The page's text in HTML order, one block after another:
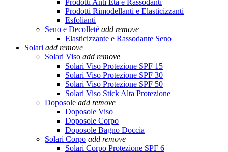
Prodotti Anti Età e Rassodanti
Prodotti Rimodellanti e Elasticizzanti
Esfolianti
Seno e Decolleté add remove
Elasticizzante e Rassodante Seno
Solari add remove
Solari Viso add remove
Solari Viso Protezione SPF 15
Solari Viso Protezione SPF 30
Solari Viso Protezione SPF 50
Solari Viso Stick Alta Protezione
Doposole add remove
Doposole Viso
Doposole Corpo
Doposole Bagno Doccia
Solari Corpo add remove
Solari Corpo Protezione SPF 6